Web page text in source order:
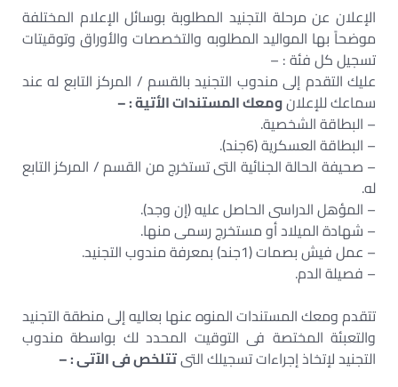
الإعلان عن مرحلة التجنيد المطلوبة بوسائل الإعلام المختلفة
موضحاً بها المواليد المطلوبه والتخصصات والأوراق وتوقيتات
تسجيل كل فئة : –
عليك التقدم إلى مندوب التجنيد بالقسم / المركز التابع له عند
سماعك للإعلانومعك المستندات الأتية : –
– البطاقة الشخصية.
– البطاقة العسكرية (6جند).
– صحيفة الحالة الجنائية التى تستخرج من القسم / المركز التابع
له.
– المؤهل الدراسى الحاصل عليه (إن وجد).
– شهادة الميلاد أو مستخرج رسمى منها.
– عمل فيش بصمات (1جند) بمعرفة مندوب التجنيد.
– فصيلة الدم.
تتقدم ومعك المستندات المنوه عنها بعاليه إلى منطقة التجنيد
والتعبئة المختصة فى التوقيت المحدد لك بواسطة مندوب
التجنيد لإتخاذ إجراءات تسجيلك التىتتلخص فى الآتى : –